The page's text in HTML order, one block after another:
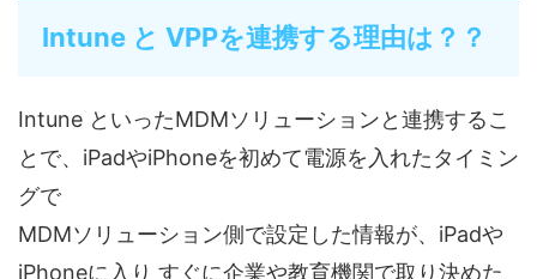
Intune と VPPを連携する理由は？？
Intune といったMDMソリューションと連携するこ
とで、iPadやiPhoneを初めて電源を入れたタイミン
グで
MDMソリューション側で設定した情報が、iPadや
iPhoneに入り すぐに企業や教育機関で取り決めた